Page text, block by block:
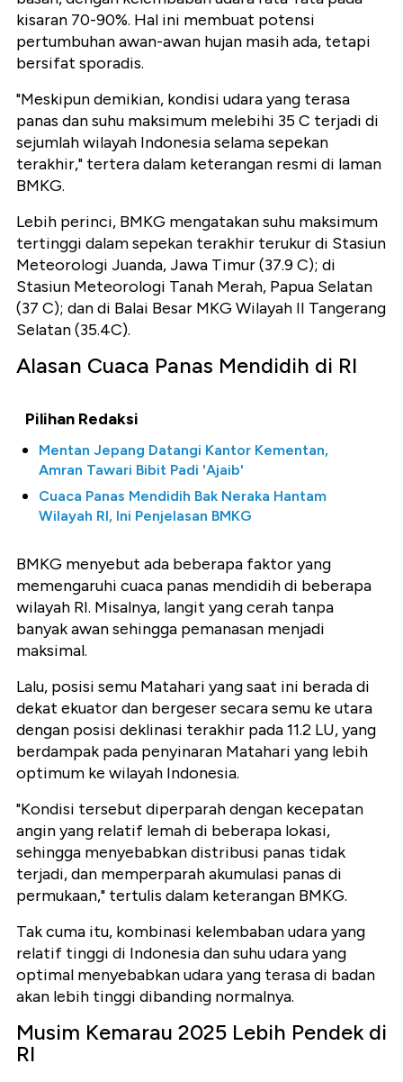
kisaran 70-90%. Hal ini membuat potensi
pertumbuhan awan-awan hujan masih ada, tetapi
bersifat sporadis.
"Meskipun demikian, kondisi udara yang terasa
panas dan suhu maksimum melebihi 35 C terjadi di
sejumlah wilayah Indonesia selama sepekan
terakhir," tertera dalam keterangan resmi di laman
BMKG.
Lebih perinci, BMKG mengatakan suhu maksimum
tertinggi dalam sepekan terakhir terukur di Stasiun
Meteorologi Juanda, Jawa Timur (37.9 C); di
Stasiun Meteorologi Tanah Merah, Papua Selatan
(37 C); dan di Balai Besar MKG Wilayah II Tangerang
Selatan (35.4C).
Alasan Cuaca Panas Mendidih di RI
Pilihan Redaksi
Mentan Jepang Datangi Kantor Kementan,
Amran Tawari Bibit Padi 'Ajaib'
Cuaca Panas Mendidih Bak Neraka Hantam
Wilayah RI, Ini Penjelasan BMKG
BMKG menyebut ada beberapa faktor yang
memengaruhi cuaca panas mendidih di beberapa
wilayah RI. Misalnya, langit yang cerah tanpa
banyak awan sehingga pemanasan menjadi
maksimal.
Lalu, posisi semu Matahari yang saat ini berada di
dekat ekuator dan bergeser secara semu ke utara
dengan posisi deklinasi terakhir pada 11.2 LU, yang
berdampak pada penyinaran Matahari yang lebih
optimum ke wilayah Indonesia.
"Kondisi tersebut diperparah dengan kecepatan
angin yang relatif lemah di beberapa lokasi,
sehingga menyebabkan distribusi panas tidak
terjadi, dan memperparah akumulasi panas di
permukaan," tertulis dalam keterangan BMKG.
Tak cuma itu, kombinasi kelembaban udara yang
relatif tinggi di Indonesia dan suhu udara yang
optimal menyebabkan udara yang terasa di badan
akan lebih tinggi dibanding normalnya.
Musim Kemarau 2025 Lebih Pendek di
RI